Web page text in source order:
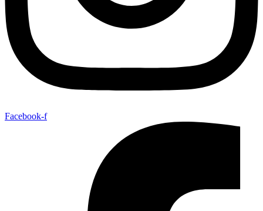
Facebook-f